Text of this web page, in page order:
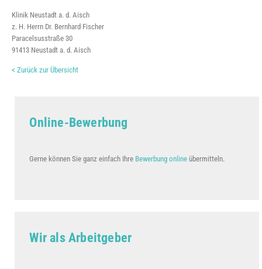
Klinik Neustadt a. d. Aisch
z. H. Herrn Dr. Bernhard Fischer
Paracelsusstraße 30
91413 Neustadt a. d. Aisch
< Zurück zur Übersicht
Online-Bewerbung
Gerne können Sie ganz einfach Ihre Bewerbung online übermitteln.
Wir als Arbeitgeber